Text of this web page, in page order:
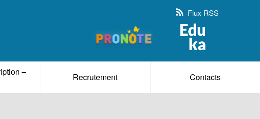
Flux RSS
Recrutement Contacts